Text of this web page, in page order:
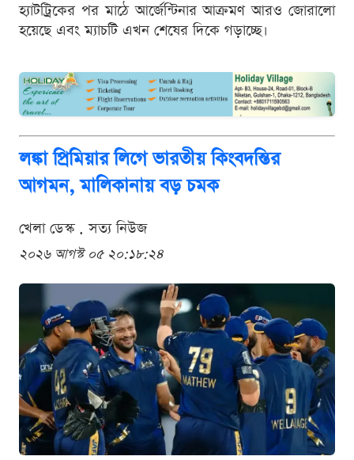
হ্যাটট্রিকের পর মাঠে আর্জেন্টিনার আক্রমণ আরও জোরালো
হয়েছে এবং ম্যাচটি এখন শেষের দিকে গড়াচ্ছে।
লঙ্কা প্রিমিয়ার লিগে ভারতীয় কিংবদন্তির
আগমন, মালিকানায় বড় চমক
খেলা ডেস্ক . সত্য নিউজ
২০২৬ আগস্ট ০৫ ২০:১৮:২৪